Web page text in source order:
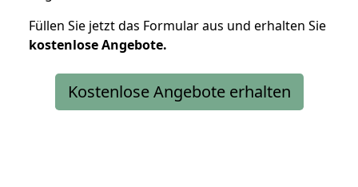
Füllen Sie jetzt das Formular aus und erhalten Sie
kostenloseAngebote.
Kostenlose Angebote erhalten